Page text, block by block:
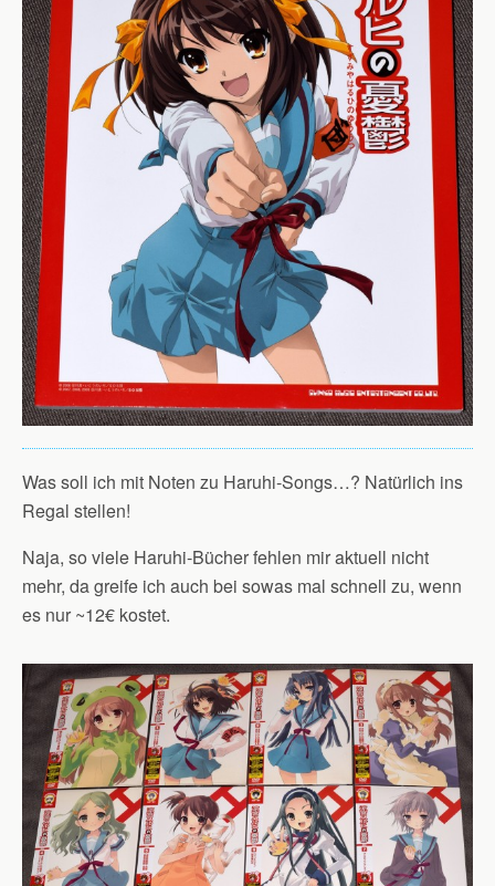
Was soll ich mit Noten zu Haruhi-Songs…? Natürlich ins
Regal stellen!
Naja, so viele Haruhi-Bücher fehlen mir aktuell nicht
mehr, da greife ich auch bei sowas mal schnell zu, wenn
es nur ~12€ kostet.